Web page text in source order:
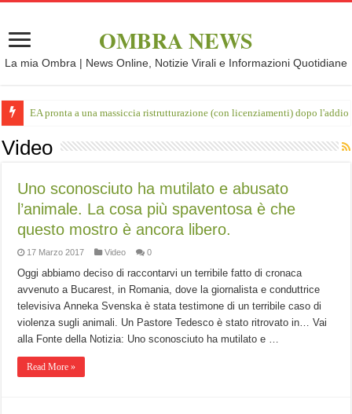
OMBRA NEWS
La mia Ombra | News Online, Notizie Virali e Informazioni Quotidiane
EA pronta a una massiccia ristrutturazione (con licenziamenti) dopo l'addio
Video
Uno sconosciuto ha mutilato e abusato
l’animale. La cosa più spaventosa è che
questo mostro è ancora libero.
17 Marzo 2017 Video 0
Oggi abbiamo deciso di raccontarvi un terribile fatto di cronaca
avvenuto a Bucarest, in Romania, dove la giornalista e conduttrice
televisiva Anneka Svenska è stata testimone di un terribile caso di
violenza sugli animali. Un Pastore Tedesco è stato ritrovato in… Vai
alla Fonte della Notizia: Uno sconosciuto ha mutilato e …
Read More »